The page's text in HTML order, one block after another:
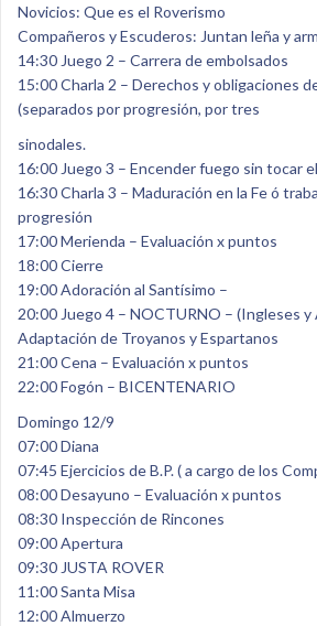
Novicios: Que es el Roverismo
Compañeros y Escuderos: Juntan leña y
14:30 Juego 2 – Carrera de embolsados
15:00 Charla 2 – Derechos y obligaciones
(separados por progresión, por tres
sinodales.
16:00 Juego 3 – Encender fuego sin tocar
16:30 Charla 3 – Maduración en la Fe ó
progresión
17:00 Merienda – Evaluación x puntos
18:00 Cierre
19:00 Adoración al Santísimo –
20:00 Juego 4 – NOCTURNO – (Ingleses
Adaptación de Troyanos y Espartanos
21:00 Cena – Evaluación x puntos
22:00 Fogón – BICENTENARIO
Domingo 12/9
07:00 Diana
07:45 Ejercicios de B.P. ( a cargo de los
08:00 Desayuno – Evaluación x puntos
08:30 Inspección de Rincones
09:00 Apertura
09:30 JUSTA ROVER
11:00 Santa Misa
12:00 Almuerzo